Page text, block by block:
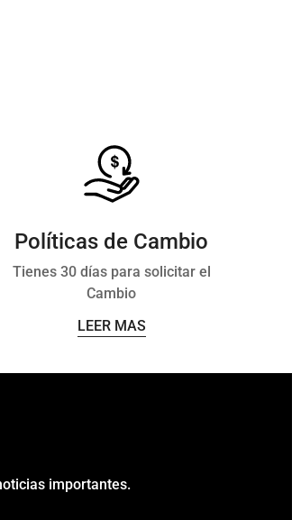
Políticas de Cambio
Tienes 30 días para solicitar el
Cambio
LEER MAS
importantes.